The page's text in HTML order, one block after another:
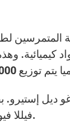
كيميائية.
في
فيللا فيوريتو، ليقوم بمساعدة الشباب على الوقاية من المخدرات.